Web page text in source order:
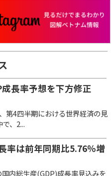
長率予想を下方修正
第4四半期における世界経済の見
、2...
率は前年同期比5.76％増
内総生産(GDP)成長率見込みを